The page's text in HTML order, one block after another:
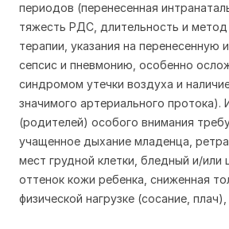
периодов (перенесенная
тяжесть РДС, длительность и
терапии, указания на перенесенную
сепсис и пневмонию, особенно
синдромом утечки воздуха и
значимого артериального протока).
(родителей) особого внимания
учащенное дыхание младенца,
мест грудной клетки, бледный и/или
оттенок кожи ребенка, сниженная
физической нагрузке (сосание,